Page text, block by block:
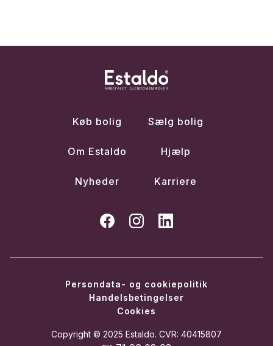
Køb bolig Sælg bolig
Om Estaldo Hjælp
Nyheder Karriere
Copyright © 2025 Estaldo. CVR: 40415807
Persondata- og cookiepolitik
Handelsbetingelser
Cookies